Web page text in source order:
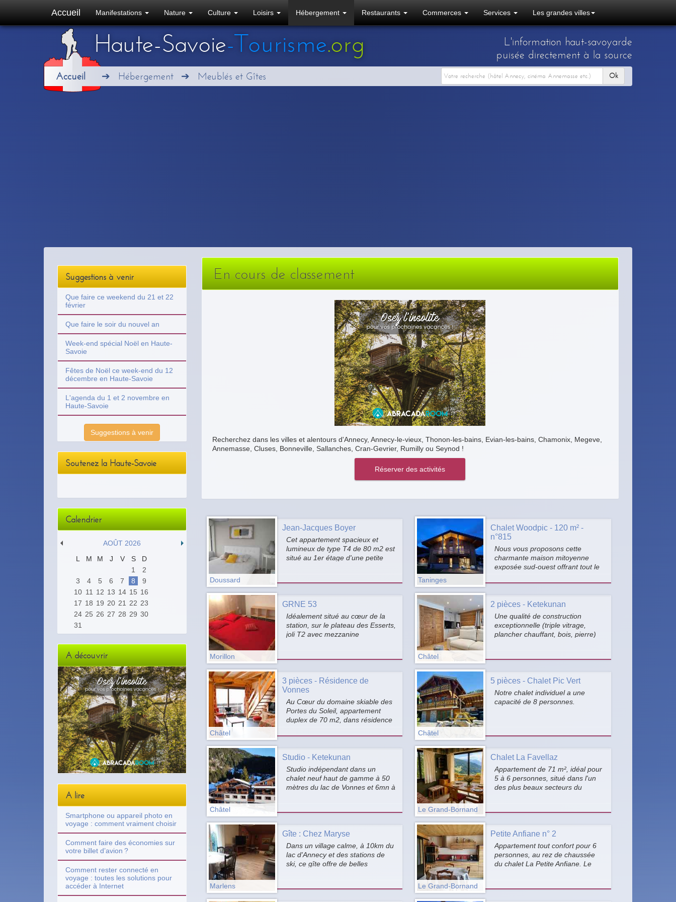
Accueil Manifestations Nature Culture Loisirs Hébergement Restaurants Commerces Services Les grandes villes
L'information haut-savoyarde
puisée directement à la source
Haute-Savoie-Tourisme.org
Accueil Hébergement Meublés et Gîtes Ok
En cours de classement
Recherchez dans les villes et alentours d'Annecy, Annecy-le-vieux, Thonon-les-bains, Evian-les-bains, Chamonix, Megeve,
Annemasse, Cluses, Bonneville, Sallanches, Cran-Gevrier, Rumilly ou Seynod !
Doussard
Jean-Jacques Boyer
Cet appartement spacieux et
lumineux de type T4 de 80 m2 est
situé au 1er étage d'une petite
lac d'Annecy. L'appartement a été
refait à neuf, avec un décor et un
ameublement contemporains.
Taninges
Chalet Woodpic - 120 m² -
n°815
Nous vous proposons cette
charmante maison mitoyenne
exposée sud-ouest offrant tout le
un quartier résidentiel proche des
commodités et à 10 min des
stations de ski (Les Gets,
Morzine, Praz de Lys, Morillon,
Samoëns).
Morillon
GRNE 53
Idéalement situé au cœur de la
station, sur le plateau des Esserts,
joli T2 avec mezzanine
Châtel
2 pièces - Ketekunan
Une qualité de construction
exceptionnelle (triple vitrage,
plancher chauffant, bois, pierre)
mètres du lac de Vonnes (et
quelques minutes des remontées
mécaniques).
Châtel
3 pièces - Résidence de
Vonnes
Au Cœur du domaine skiable des
Portes du Soleil, appartement
duplex de 70 m2, dans résidence
avec vue sur le Mont de Grange
et la vallée d’Abondance.
Châtel
5 pièces - Chalet Pic Vert
Notre chalet individuel a une
capacité de 8 personnes.
Châtel
Studio - Ketekunan
Studio indépendant dans un
chalet neuf haut de gamme à 50
mètres du lac de Vonnes et 6mn à
face de la chapelle de Vonnes.
Le Grand-Bornand
Chalet La Favellaz
Appartement de 71 m², idéal pour
5 à 6 personnes, situé dans l'un
des plus beaux secteurs du
Aravis et le village du Grand-
Bornand.
Marlens
Gîte : Chez Maryse
Dans un village calme, à 10km du
lac d'Annecy et des stations de
ski, ce gîte offre de belles
Le Grand-Bornand
Petite Anfiane n° 2
Appartement tout confort pour 6
personnes, au rez de chaussée
du chalet La Petite Anfiane. Le
de l'arrêt navettes gratuites.
Suggestions à venir
Que faire ce weekend du 21 et 22
février
Que faire le soir du nouvel an
Week-end spécial Noël en Haute-
Savoie
Fêtes de Noël ce week-end du 12
décembre en Haute-Savoie
L'agenda du 1 et 2 novembre en
Haute-Savoie
Suggestions à venir
Soutenez la Haute-Savoie
Calendrier
AOÛT 2026
L
M M J V S
D
1
2
3
4 5 6 7 8
9
10 11 12 13 14 15 16
17 18 19 20 21 22 23
24 25 26 27 28 29 30
31
A découvrir
A lire
Smartphone ou appareil photo en
voyage : comment vraiment choisir
Comment faire des économies sur
votre billet d’avion ?
Comment rester connecté en
voyage : toutes les solutions pour
accéder à Internet